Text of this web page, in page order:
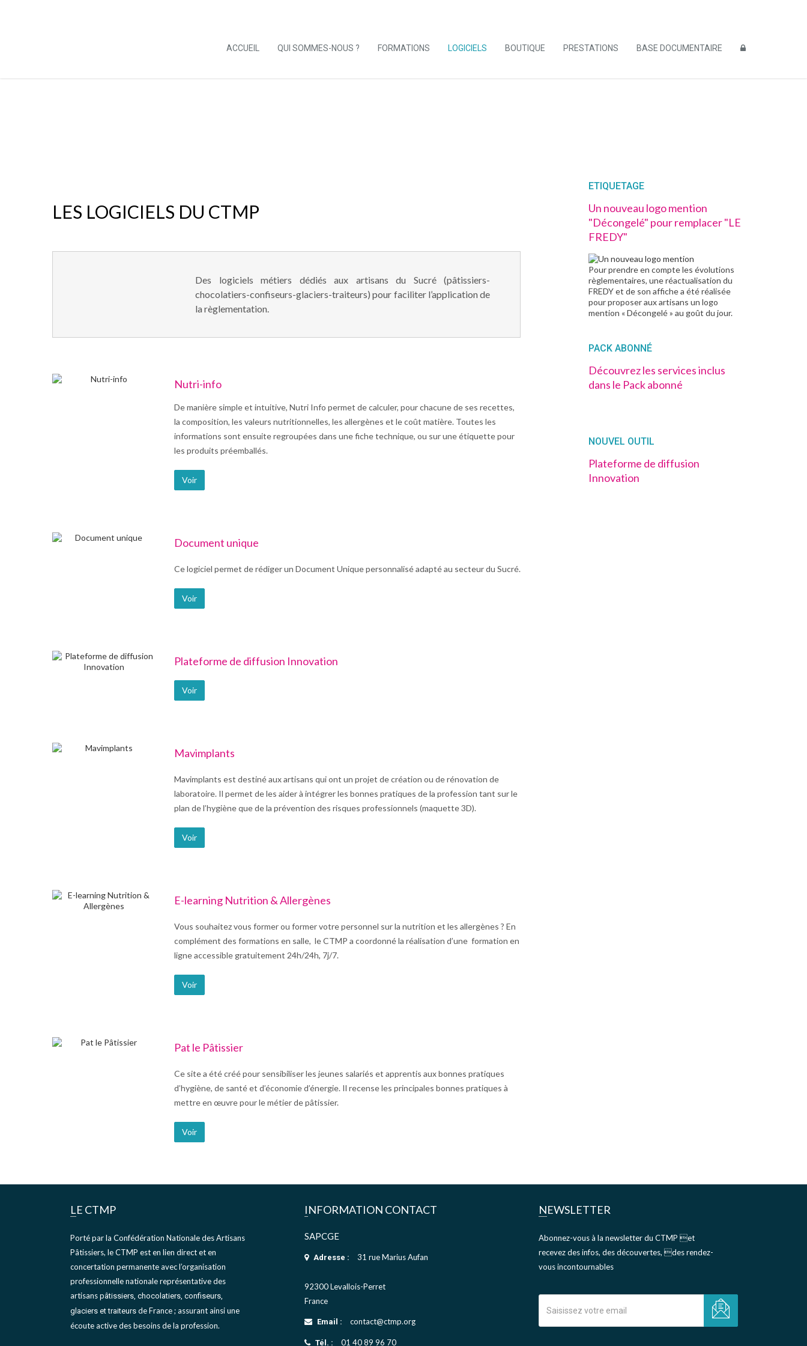
ACCUEIL QUI SOMMES-NOUS ? FORMATIONS LOGICIELS BOUTIQUE PRESTATIONS BASE DOCUMENTAIRE
LES LOGICIELS DU CTMP
Des logiciels métiers dédiés aux artisans du Sucré (pâtissiers-
chocolatiers-confiseurs-glaciers-traiteurs) pour faciliter l’application de
la règlementation.
Nutri-info
De manière simple et intuitive, Nutri Info permet de calculer, pour chacune de ses recettes,
la composition, les valeurs nutritionnelles, les allergènes et le coût matière. Toutes les
informations sont ensuite regroupées dans une fiche technique, ou sur une étiquette pour
les produits préemballés.
Voir
Document unique
Ce logiciel permet de rédiger un Document Unique personnalisé adapté au secteur du Sucré.
Voir
Plateforme de diffusion Innovation
Voir
Mavimplants
Mavimplants est destiné aux artisans qui ont un projet de création ou de rénovation de
laboratoire. Il permet de les aider à intégrer les bonnes pratiques de la profession tant sur le
plan de l’hygiène que de la prévention des risques professionnels (maquette 3D).
Voir
E-learning Nutrition & Allergènes
Vous souhaitez vous former ou former votre personnel sur la nutrition et les allergènes ? En
complément des formations en salle, le CTMP a coordonné la réalisation d’une formation en
ligne accessible gratuitement 24h/24h, 7j/7.
Voir
Pat le Pâtissier
Ce site a été créé pour sensibiliser les jeunes salariés et apprentis aux bonnes pratiques
d’hygiène, de santé et d’économie d’énergie. Il recense les principales bonnes pratiques à
mettre en œuvre pour le métier de pâtissier.
Voir
ETIQUETAGE
Un nouveau logo mention
"Décongelé" pour remplacer "LE
FREDY"
Pour prendre en compte les évolutions
règlementaires, une réactualisation du
FREDY et de son affiche a été réalisée
pour proposer aux artisans un logo
mention « Décongelé » au goût du jour.
PACK ABONNÉ
Découvrez les services inclus
dans le Pack abonné
NOUVEL OUTIL
Plateforme de diffusion
Innovation
LE CTMP
Porté par la Confédération Nationale des Artisans
Pâtissiers, le CTMP est en lien direct et en
concertation permanente avec l’organisation
professionnelle nationale représentative des
artisans pâtissiers, chocolatiers, confiseurs,
glaciers et traiteurs de France ; assurant ainsi une
écoute active des besoins de la profession.
INFORMATION CONTACT
SAPCGE
Adresse : 31 rue Marius Aufan
92300 Levallois-Perret
France
Email : contact@ctmp.org
Tél. : 01 40 89 96 70
NEWSLETTER
Abonnez-vous à la newsletter du CTMP et
recevez des infos, des découvertes, des rendez-
vous incontournables